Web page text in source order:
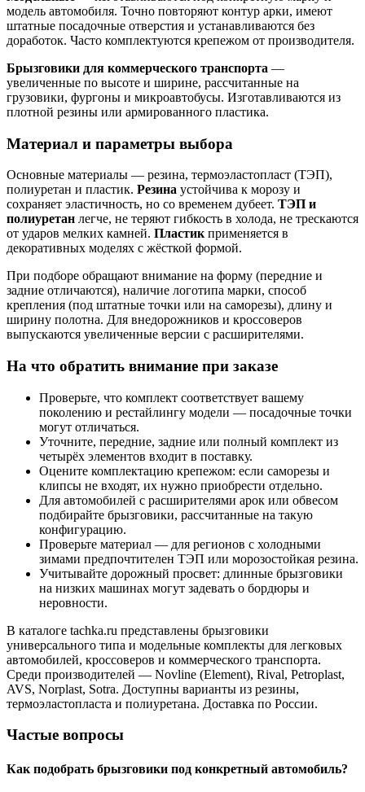
модель автомобиля. Точно повторяют контур арки, имеют
штатные посадочные отверстия и устанавливаются без
доработок. Часто комплектуются крепежом от производителя.
Брызговики для коммерческого транспорта —
увеличенные по высоте и ширине, рассчитанные на
грузовики, фургоны и микроавтобусы. Изготавливаются из
плотной резины или армированного пластика.
Материал и параметры выбора
Основные материалы — резина, термоэластопласт (ТЭП),
полиуретан и пластик. Резина устойчива к морозу и
сохраняет эластичность, но со временем дубеет. ТЭП и
полиуретан легче, не теряют гибкость в холода, не трескаются
от ударов мелких камней. Пластик применяется в
декоративных моделях с жёсткой формой.
При подборе обращают внимание на форму (передние и
задние отличаются), наличие логотипа марки, способ
крепления (под штатные точки или на саморезы), длину и
ширину полотна. Для внедорожников и кроссоверов
выпускаются увеличенные версии с расширителями.
На что обратить внимание при заказе
Проверьте, что комплект соответствует вашему
поколению и рестайлингу модели — посадочные точки
могут отличаться.
Уточните, передние, задние или полный комплект из
четырёх элементов входит в поставку.
Оцените комплектацию крепежом: если саморезы и
клипсы не входят, их нужно приобрести отдельно.
Для автомобилей с расширителями арок или обвесом
подбирайте брызговики, рассчитанные на такую
конфигурацию.
Проверьте материал — для регионов с холодными
зимами предпочтителен ТЭП или морозостойкая резина.
Учитывайте дорожный просвет: длинные брызговики
на низких машинах могут задевать о бордюры и
неровности.
В каталоге tachka.ru представлены брызговики
универсального типа и модельные комплекты для легковых
автомобилей, кроссоверов и коммерческого транспорта.
Среди производителей — Novline (Element), Rival, Petroplast,
AVS, Norplast, Sotra. Доступны варианты из резины,
термоэластопласта и полиуретана. Доставка по России.
Частые вопросы
Как подобрать брызговики под конкретный автомобиль?